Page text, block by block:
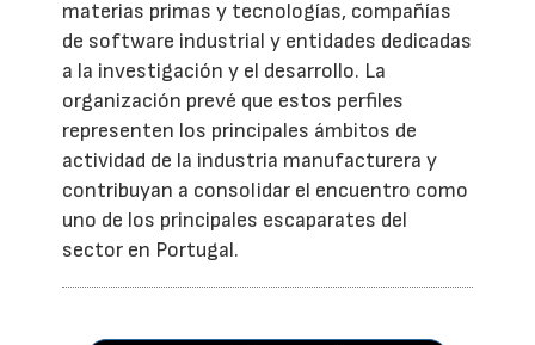
materias primas y tecnologías, compañías
de software industrial y entidades dedicadas
a la investigación y el desarrollo. La
organización prevé que estos perfiles
representen los principales ámbitos de
actividad de la industria manufacturera y
contribuyan a consolidar el encuentro como
uno de los principales escaparates del
sector en Portugal.